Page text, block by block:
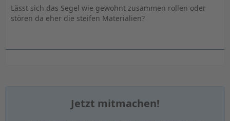
Lässt sich das Segel wie gewohnt zusammen rollen oder
stören da eher die steifen Materialien?
Jetzt mitmachen!